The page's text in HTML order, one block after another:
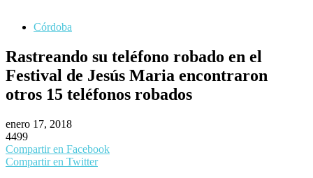
Córdoba
Rastreando su teléfono robado en el
Festival de Jesús Maria encontraron
otros 15 teléfonos robados
enero 17, 2018
4499
Compartir en Facebook
Compartir en Twitter